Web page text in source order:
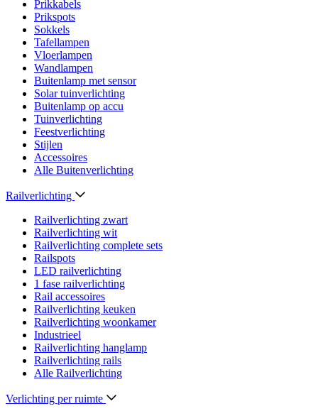
Prikkabels
Prikspots
Sokkels
Tafellampen
Vloerlampen
Wandlampen
Buitenlamp met sensor
Solar tuinverlichting
Buitenlamp op accu
Tuinverlichting
Feestverlichting
Stijlen
Accessoires
Alle Buitenverlichting
Railverlichting
Railverlichting zwart
Railverlichting wit
Railverlichting complete sets
Railspots
LED railverlichting
1 fase railverlichting
Rail accessoires
Railverlichting keuken
Railverlichting woonkamer
Industrieel
Railverlichting hanglamp
Railverlichting rails
Alle Railverlichting
Verlichting per ruimte